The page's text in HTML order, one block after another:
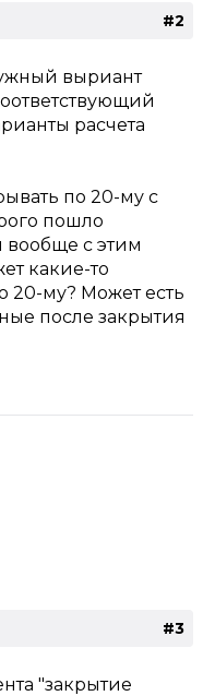
#2
выриант
расчета
по 20-му с
пошло
вообще с этим
какие-то
20-му? Может есть
после закрытия
#3
"закрытие